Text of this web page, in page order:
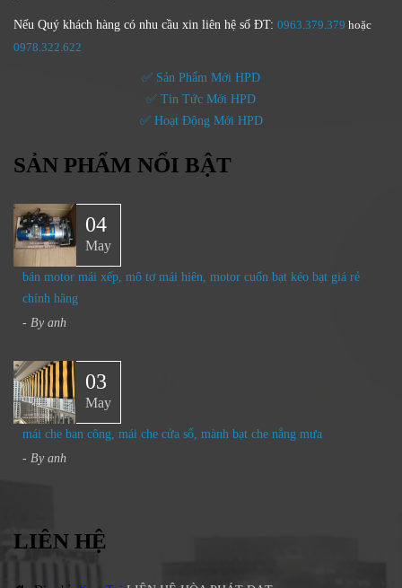
Nếu Quý khách hàng có nhu cầu xin liên hệ số ĐT: 0963.379.379 hoặc
0978.322.622
✅ Sản Phẩm Mới HPD
✅ Tin Tức Mới HPD
✅ Hoạt Động Mới HPD
SẢN PHẨM NỔI BẬT
04
May
bán motor mái xếp, mô tơ mái hiên, motor cuốn bạt kéo bạt giá rẻ
chính hãng
- By anh
03
May
mái che ban công, mái che cửa sổ, mành bạt che nắng mưa
- By anh
LIÊN HỆ